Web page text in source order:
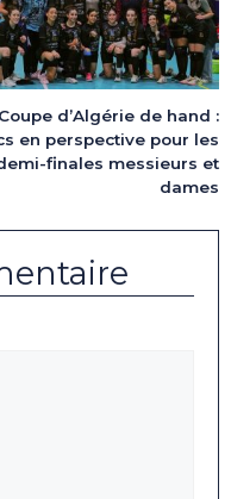
Coupe d’Algérie de hand :
en perspective pour les
finales messieurs et
dames